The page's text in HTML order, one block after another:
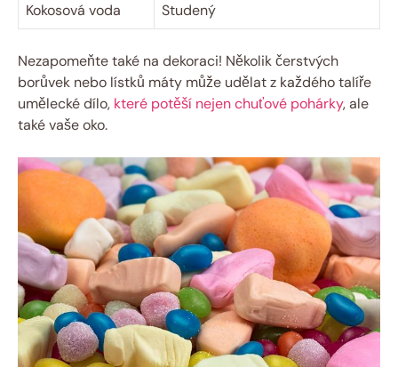
Kokosová voda
Studený
Nezapomeňte také na dekoraci! Několik čerstvých
borůvek nebo lístků máty může udělat z každého talíře
umělecké dílo, které potěší nejen chuťové pohárky, ale
také vaše oko.